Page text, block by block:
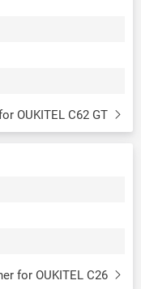
OUKITEL C62 GT
for OUKITEL C26